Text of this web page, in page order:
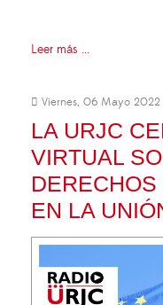
Leer más ...
Viernes, 06 Mayo 2022
LA URJC
VIRTUAL
EN LA